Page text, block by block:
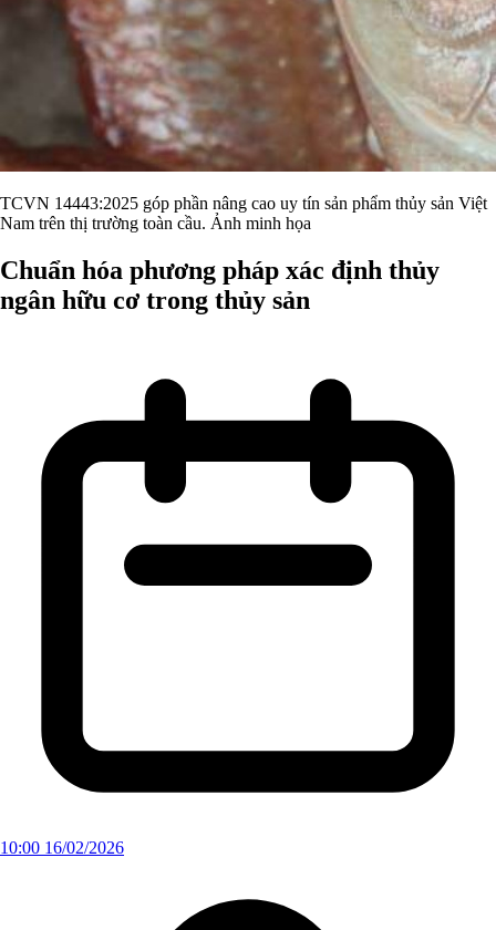
TCVN 14443:2025 góp phần nâng cao uy tín sản phẩm thủy sản Việt
Nam trên thị trường toàn cầu. Ảnh minh họa
Chuẩn hóa phương pháp xác định thủy
ngân hữu cơ trong thủy sản
10:00 16/02/2026